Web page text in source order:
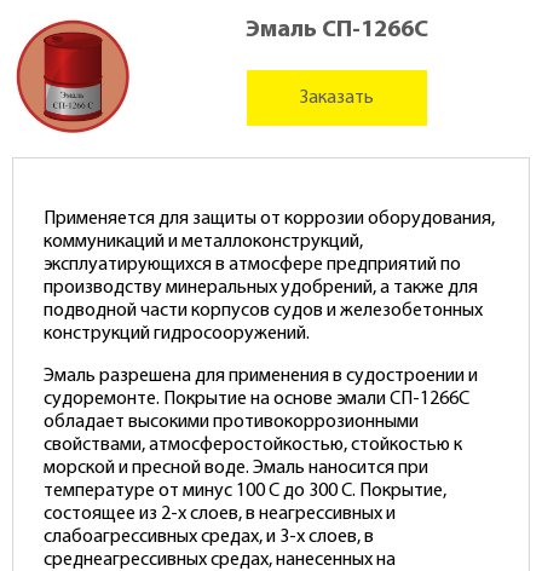
Эмаль СП-1266С
Заказать
Применяется для защиты от коррозии оборудования,
коммуникаций и металлоконструкций,
эксплуатирующихся в атмосфере предприятий по
производству минеральных удобрений, а также для
подводной части корпусов судов и железобетонных
конструкций гидросооружений.
Эмаль разрешена для применения в судостроении и
судоремонте. Покрытие на основе эмали СП-1266С
обладает высокими противокоррозионными
свойствами, атмосферостойкостью, стойкостью к
морской и пресной воде. Эмаль наносится при
температуре от минус 100 С до 300 С. Покрытие,
состоящее из 2-х слоев, в неагрессивных и
слабоагрессивных средах, и 3-х слоев, в
среднеагрессивных средах, нанесенных на